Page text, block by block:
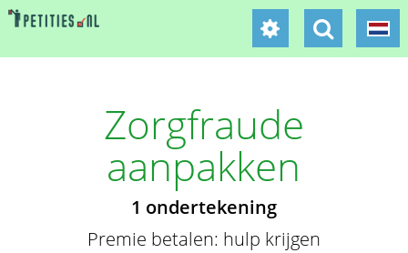
Zorgfraude
aanpakken
1 ondertekening
Premie betalen: hulp krijgen